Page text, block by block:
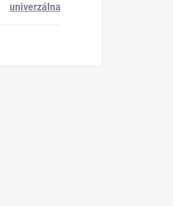
univerzálna